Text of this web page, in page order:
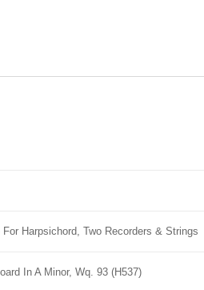
Harpsichord, Two Recorders & Strings
In A Minor, Wq. 93 (H537)